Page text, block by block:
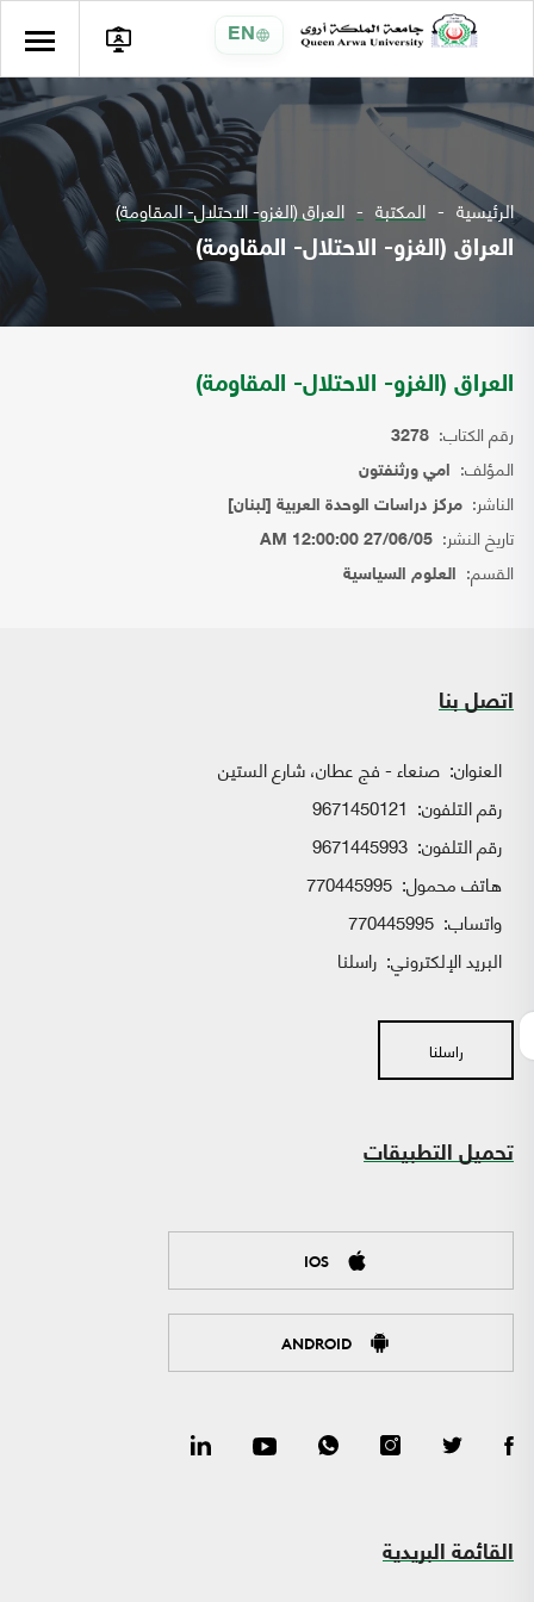
EN
الرئيسية المكتبة العراق (الغزو- الاحتلال- المقاومة)
العراق (الغزو- الاحتلال- المقاومة)
العراق (الغزو- الاحتلال- المقاومة)
رقم الكتاب: 3278
المؤلف: امي ورثنفتون
الناشر: مركز دراسات الوحدة العربية [لبنان]
تاريخ النشر: 27/06/05 12:00:00 AM
القسم: العلوم السياسية
اتصل بنا
العنوان: صنعاء - فج عطان، شارع الستين
رقم التلفون: 9671450121
رقم التلفون: 9671445993
هاتف محمول: 770445995
واتساب:
البريد الإلكتروني: راسلنا
راسلنا
تحميل التطبيقات
IOS
ANDROID
القائمة البريدية